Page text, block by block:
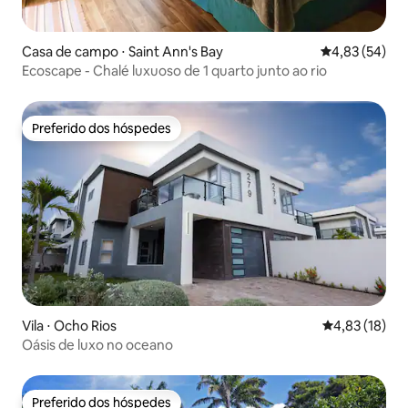
Casa de campo ⋅ Saint Ann's Bay 4,83 de uma
4,83 (54)
Ecoscape - Chalé luxuoso de 1 quarto junto ao rio
Preferido dos hóspedes
Preferido dos hóspedes
Vila ⋅ Ocho Rios 4,83 de uma
4,83 (18)
Oásis de luxo no oceano
Preferido dos hóspedes